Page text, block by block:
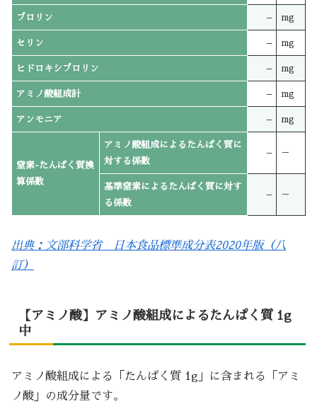
プロリン – mg
セリン – mg
ヒドロキシプロリン – mg
アミノ酸組成計 – mg
アンモニア – mg
窒素-たんぱく質換
算係数
アミノ酸組成によるたんぱく質に
対する係数
– －
基準窒素によるたんぱく質に対す
る係数
– －
出典：文部科学省 日本食品標準成分表2020年版（八
訂）
【アミノ酸】アミノ酸組成によるたんぱく質 1g
中
アミノ酸組成による「たんぱく質 1g」に含まれる「アミ
ノ酸」の成分量です。